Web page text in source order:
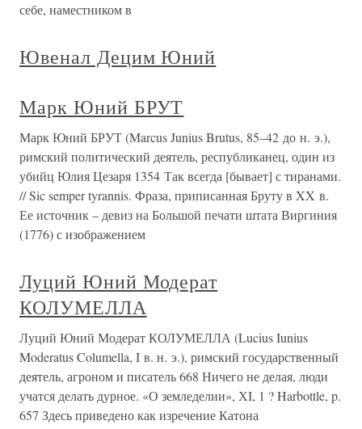
себе, наместником в
Ювенал Децим Юний
Марк Юний БРУТ
Марк Юний БРУТ (Marcus Junius Brutus, 85–42 до н. э.),
римский политический деятель, республиканец, один из
убийц Юлия Цезаря 1354 Так всегда [бывает] с тиранами.
// Sic semper tyrannis. Фраза, приписанная Бруту в XX в.
Ее источник – девиз на Большой печати штата Виргиния
(1776) с изображением
Луций Юний Модерат
КОЛУМЕЛЛА
Луций Юний Модерат КОЛУМЕЛЛА (Lucius Iunius
Moderatus Columella, I в. н. э.), римский государственный
деятель, агроном и писатель 668 Ничего не делая, люди
учатся делать дурное. «О земледелии», ХI, 1 ? Harbottle, p.
657 Здесь приведено как изречение Катона